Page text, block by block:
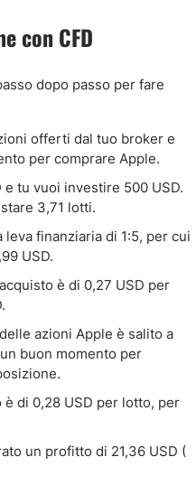
con CFD
dopo passo per fare
offerti dal tuo broker e
per comprare Apple.
e tu vuoi investire 500 USD.
3,71 lotti.
finanziaria di 1:5, per cui
USD.
è di 0,27 USD per
azioni Apple è salito a
buon momento per
di 0,28 USD per lotto, per
un profitto di 21,36 USD (